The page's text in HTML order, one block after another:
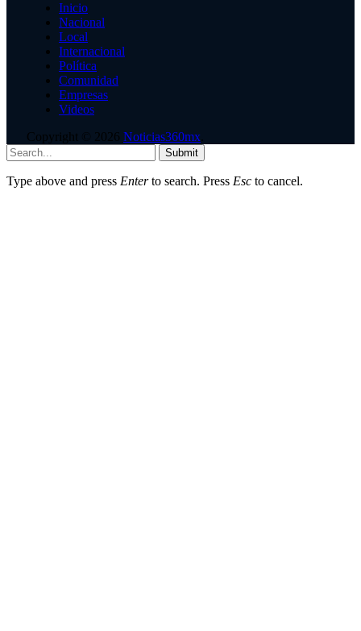
Inicio
Nacional
Local
Internacional
Política
Comunidad
Empresas
Videos
Copyright © 2026 Noticias360mx
Submit
Type above and press Enterto search. Press Esc to cancel.